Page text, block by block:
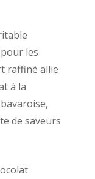
les
raffiné allie
à la
de saveurs